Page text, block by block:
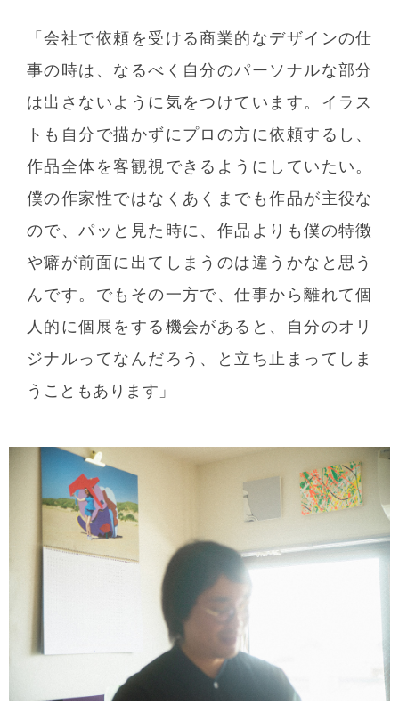
「会社で依頼を受ける商業的なデザインの仕
事の時は、なるべく自分のパーソナルな部分
は出さないように気をつけています。イラス
トも自分で描かずにプロの方に依頼するし、
作品全体を客観視できるようにしていたい。
僕の作家性ではなくあくまでも作品が主役な
ので、パッと見た時に、作品よりも僕の特徴
や癖が前面に出てしまうのは違うかなと思う
んです。でもその一方で、仕事から離れて個
人的に個展をする機会があると、自分のオリ
ジナルってなんだろう、と立ち止まってしま
うこともあります」